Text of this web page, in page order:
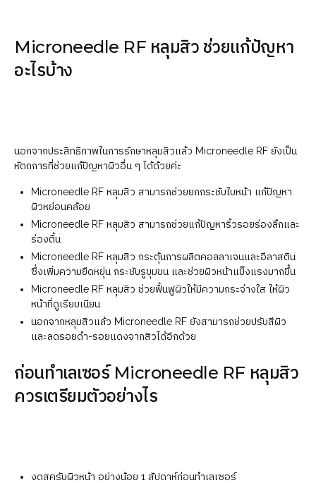
Microneedle RF หลุมสิว ช่วยแก้ปัญหา
อะไรบ้าง
นอกจากประสิทธิภาพในการรักษาหลุมสิวแล้ว Microneedle RF ยังเป็น
หัตถการที่ช่วยแก้ปัญหาผิวอื่น ๆ ได้ด้วยค่ะ
Microneedle RF หลุมสิว สามารถช่วยยกกระชับใบหน้า แก้ปัญหา
ผิวหย่อนคล้อย
Microneedle RF หลุมสิว สามารถช่วยแก้ปัญหาริ้วรอยร่องลึกและ
ร่องตื้น
Microneedle RF หลุมสิว กระตุ้นการผลิตคอลลาเจนและอีลาสติน
ซึ่งเพิ่มความยืดหยุ่น กระชับรูขุมขน และช่วยผิวหน้าแข็งแรงมากขึ้น
Microneedle RF หลุมสิว ช่วยฟื้นฟูผิวให้มีความกระจ่างใส ให้ผิว
หน้าที่ดูเรียบเนียน
นอกจากหลุมสิวแล้ว Microneedle RF ยังสามารถช่วยปรับสีผิว
และลดรอยดำ-รอยแดงจากสิวได้อีกด้วย
ก่อนทำเลเซอร์ Microneedle RF หลุมสิว
ควรเตรียมตัวอย่างไร
งดสครับผิวหน้า อย่างน้อย 1 สัปดาห์ก่อนทำเลเซอร์